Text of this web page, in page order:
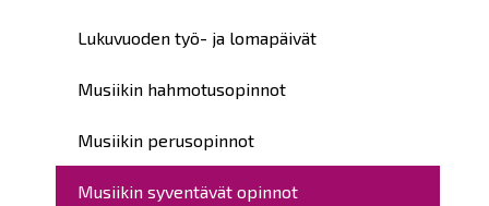
Lukuvuoden työ- ja lomapäivät
Musiikin hahmotusopinnot
Musiikin perusopinnot
Musiikin syventävät opinnot